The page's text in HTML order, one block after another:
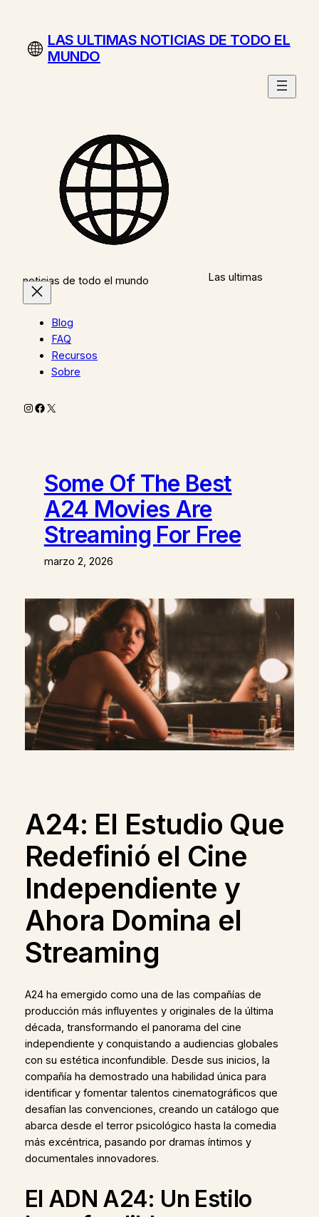
contenidoLAS ULTIMAS NOTICIAS DE TODO EL
MUNDO
Las ultimas
noticias de todo el mundo
Blog
FAQ
Recursos
Sobre
Instagram
Facebook
X
Some Of The Best
A24 Movies Are
Streaming For Free
marzo 2, 2026
A24: El Estudio Que
Redefinió el Cine
Independiente y
Ahora Domina el
Streaming
A24 ha emergido como una de las compañías de
producción más influyentes y originales de la última
década, transformando el panorama del cine
independiente y conquistando a audiencias globales
con su estética inconfundible. Desde sus inicios, la
compañía ha demostrado una habilidad única para
identificar y fomentar talentos cinematográficos que
desafían las convenciones, creando un catálogo que
abarca desde el terror psicológico hasta la comedia
más excéntrica, pasando por dramas íntimos y
documentales innovadores.
El ADN A24: Un Estilo